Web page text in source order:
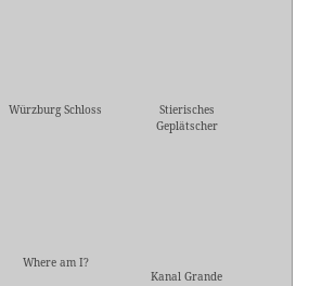
Würzburg Schloss
Stierisches
Geplätscher
Where am I?
Kanal Grande